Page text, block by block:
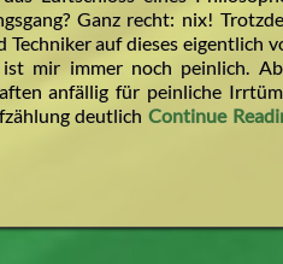
Ganz recht: nix!
auf dieses eigentlich
mir immer noch peinlich.
anfällig für peinliche
deutlich Continue